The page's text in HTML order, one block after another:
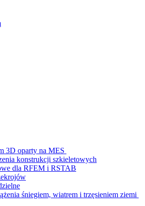
3D oparty na MES
konstrukcji szkieletowych
dla RFEM i RSTAB
śniegiem, wiatrem i trzęsieniem ziemi